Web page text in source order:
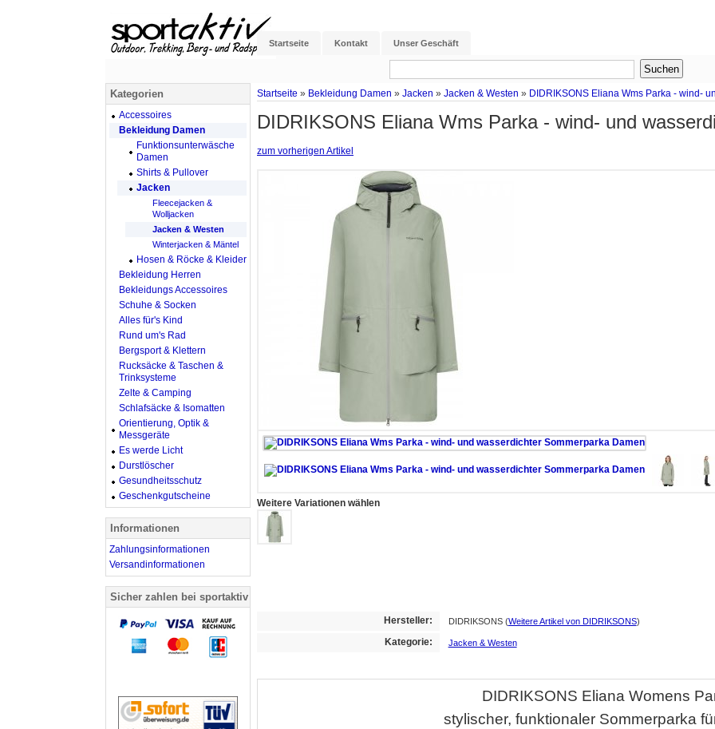
Startseite Kontakt Unser Geschäft
Startseite » Bekleidung Damen » Jacken » Jacken & Westen » DIDRIKSONS Eliana Wms Parka - wind-
DIDRIKSONS Eliana Wms Parka - wind- und
zum vorherigen Artikel
Weitere Variationen wählen
Hersteller: DIDRIKSONS (Weitere Artikel von DIDRIKSONS)
Kategorie: Jacken & Westen
DIDRIKSONS Eliana Womens
stylischer, funktionaler Sommerparka
Kategorien
Accessoires
Bekleidung Damen
Funktionsunterwäsche
Damen
Shirts & Pullover
Jacken
Fleecejacken &
Wolljacken
Jacken & Westen
Winterjacken & Mäntel
Hosen & Röcke & Kleider
Bekleidung Herren
Bekleidungs Accessoires
Schuhe & Socken
Alles für's Kind
Rund um's Rad
Bergsport & Klettern
Rucksäcke & Taschen &
Trinksysteme
Zelte & Camping
Schlafsäcke & Isomatten
Orientierung, Optik &
Messgeräte
Es werde Licht
Durstlöscher
Gesundheitsschutz
Geschenkgutscheine
Informationen
Zahlungsinformationen
Versandinformationen
Sicher zahlen bei sportaktiv